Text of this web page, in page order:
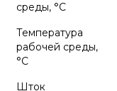
среды, °С
Температура
рабочей среды,
°С
Шток